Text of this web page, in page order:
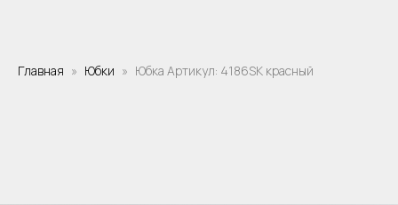
Главная Юбки Юбка Артикул: 4186SK красный